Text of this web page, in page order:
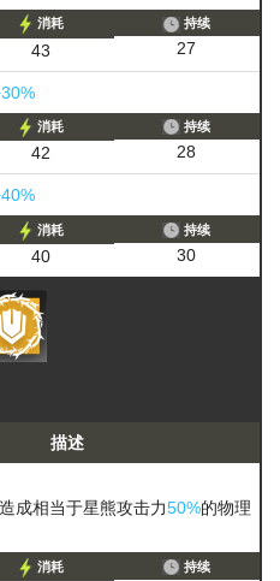
消耗
43
持续
27
消耗
42
持续
28
消耗
40
持续
30
描述
成相当于星熊攻击力50%的物理
消耗 持续